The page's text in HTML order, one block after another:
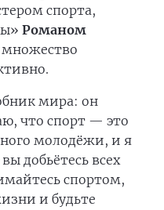
спорта,
Романом
множество
мира: он
что спорт — это
молодёжи, и я
добьётесь всех
спортом,
и будьте